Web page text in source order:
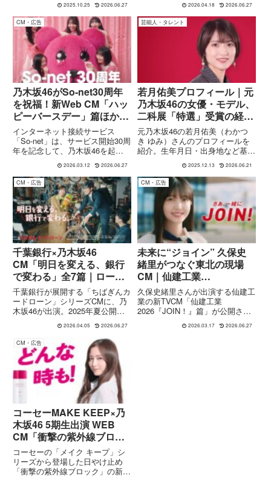
を“繊細な光の糸”とオリジナルダ
ンスで表現し、乃木坂46の代表
曲振付でも知られる振付師が手掛
けた映像です。コラボキャンペー
ン情報あり。
2025.10.25 2026.06.27
WEBプロモーション映像です。
本作は、同ブランドのイメージキ
ャラクター就任を記念して制作さ
れたスペシャルムービーで、...
2026.04.18 2026.06.27
CM・広告
乃木坂46がSo-net30周年
を祝福！新Web CM「ハッ
ピーバースデー」篇ほか全
8本公開
インターネット接続サービス
「So-net」は、サービス開始30周
年を記念して、乃木坂46を起用
net 第二弾」を2026年3月12日よ
り公開しました。今回のCMに
は、遠藤さくらさん、賀喜遥香さ
ん、池田瑛...
2026.03.12 2026.06.27
芸能人・タレント
若月佑美プロフィール｜元
乃木坂46の女優・モデル、
二科展「特選」受賞の経歴
や出演作まとめ
元乃木坂46の若月佑美（わかつ
き ゆみ）さんのプロフィールを
紹介。生年月日・出身地など基本
活動、ドラマ『今日から俺は!!』
などの代表作、二科展デザイン部
「特選」受賞など多彩な経歴をま
とめます。
2025.12.13 2026.06.21
CM・広告
千葉銀行×乃木坂46
CM「明日を変える、銀行
で変わる」全7篇｜ロード
バイクで通勤篇 五百城茉
央ほか人気メンバー出演
千葉銀行が展開する「ちばぎんカ
ードローン」シリーズCMに、乃
木坂46が出演。2025年夏公開の
銀行で変わる」をテーマに、ロー
ドバイク通勤や夢への挑戦など、
日常の中の前向きな変化を描いた
全7篇で構成されています。...
2026.04.05 2026.06.27
CM・広告
未来に“ジョイン” 久保史
緒里がつなぐ東北の現場
CM｜仙建工業
2026「JOIN！」篇
久保史緒里さんが出演する仙建工
業の新TVCM「仙建工業
2026『JOIN！』篇」が公開さ
で放送開始されます。本CMは、
2026.03.17 2026.06.27
CM・広告
コーセーMAKE KEEP×乃
木坂46 5期生出演 WEB
CM「衝撃の紫外線ブロッ
クって何？」篇｜11人が魅
せる“絶対やかない”新UV
体験
コーセーの「メイク キープ」シ
リーズから登場した日やけ止め
「衝撃の紫外線ブロック」の新